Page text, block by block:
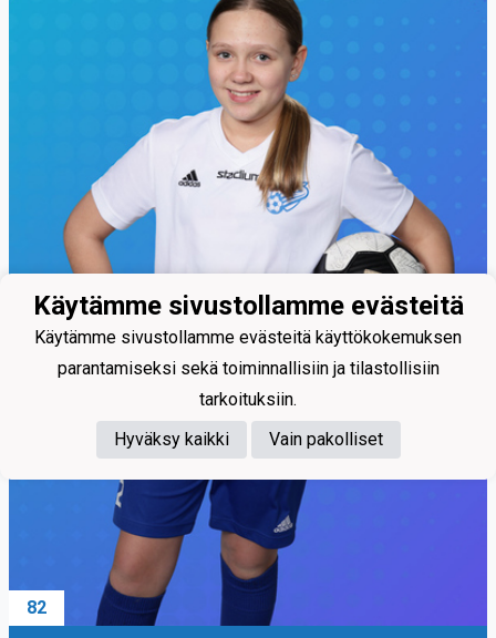
82
Käytämme sivustollamme evästeitä
Käytämme sivustollamme evästeitä käyttökokemuksen
parantamiseksi sekä toiminnallisiin ja tilastollisiin
tarkoituksiin.
Hyväksy kaikki
Vain pakolliset